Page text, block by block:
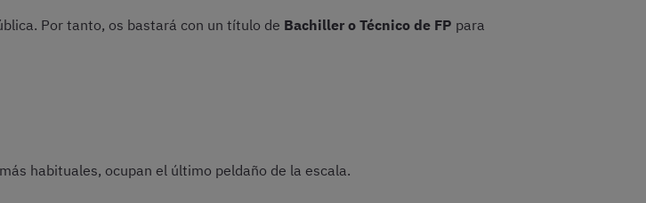
Por tanto, os bastará con un título de Bachiller o Técnico de FP para
habituales, ocupan el último peldaño de la escala.